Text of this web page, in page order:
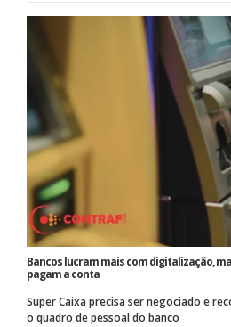
Bancos lucram mais com digitalização,
pagam a conta
Super Caixa precisa ser negociado e
o quadro de pessoal do banco